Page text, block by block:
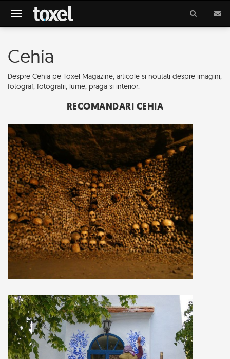
Meniu
Cehia
Despre Cehia pe Toxel Magazine, articole si noutati despre imagini,
fotograf, fotografii, lume, praga si interior.
RECOMANDARI CEHIA